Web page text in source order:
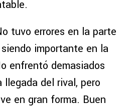
tuvo errores en la parte
importante en la
enfrentó demasiados
del rival, pero
en gran forma. Buen